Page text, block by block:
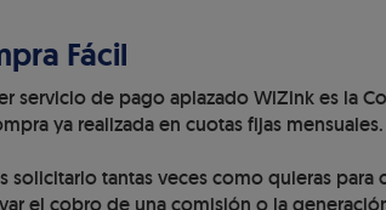
Fácil
servicio de pago aplazado WiZink es la
ya realizada en cuotas fijas mensuales.
solicitarlo tantas veces como quieras
el cobro de una comisión o la